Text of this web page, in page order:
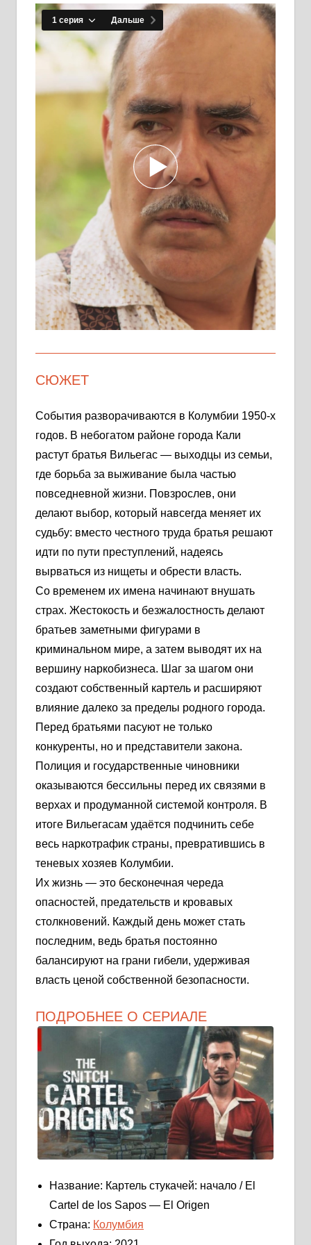
СЮЖЕТ
События разворачиваются в Колумбии 1950-х
годов. В небогатом районе города Кали
растут братья Вильегас — выходцы из семьи,
где борьба за выживание была частью
повседневной жизни. Повзрослев, они
делают выбор, который навсегда меняет их
судьбу: вместо честного труда братья решают
идти по пути преступлений, надеясь
вырваться из нищеты и обрести власть.
Со временем их имена начинают внушать
страх. Жестокость и безжалостность делают
братьев заметными фигурами в
криминальном мире, а затем выводят их на
вершину наркобизнеса. Шаг за шагом они
создают собственный картель и расширяют
влияние далеко за пределы родного города.
Перед братьями пасуют не только
конкуренты, но и представители закона.
Полиция и государственные чиновники
оказываются бессильны перед их связями в
верхах и продуманной системой контроля. В
итоге Вильегасам удаётся подчинить себе
весь наркотрафик страны, превратившись в
теневых хозяев Колумбии.
Их жизнь — это бесконечная череда
опасностей, предательств и кровавых
столкновений. Каждый день может стать
последним, ведь братья постоянно
балансируют на грани гибели, удерживая
власть ценой собственной безопасности.
ПОДРОБНЕЕ О СЕРИАЛЕ
Название: Картель стукачей: начало / El
Cartel de los Sapos — El Origen
Страна: Колумбия